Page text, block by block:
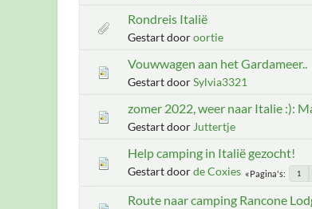
Rondreis Italië
Gestart dooroortie
Vouwwagen aan het Gardameer..
Gestart doorSylvia3321
zomer 2022, weer naar Italie :):
Gestart door Juttertje
Help camping in Italië gezocht!
Gestart doorde Coxies Pagina's 1
Route naar camping Rancone